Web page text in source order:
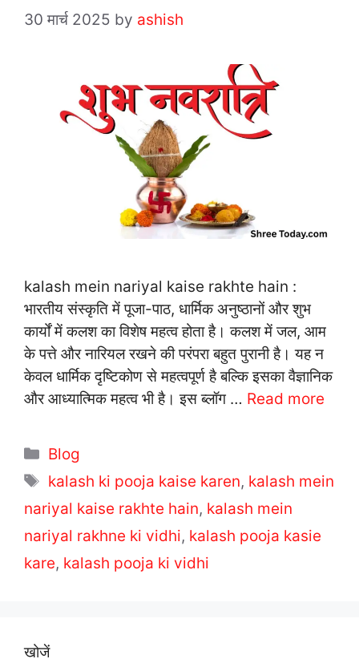
30 मार्च 2025 by ashish
kalash mein nariyal kaise rakhte hain :
भारतीय संस्कृति में पूजा-पाठ, धार्मिक अनुष्ठानों और शुभ
कार्यों में कलश का विशेष महत्व होता है। कलश में जल, आम
के पत्ते और नारियल रखने की परंपरा बहुत पुरानी है। यह न
केवल धार्मिक दृष्टिकोण से महत्वपूर्ण है बल्कि इसका वैज्ञानिक
और आध्यात्मिक महत्व भी है। इस ब्लॉग … Read more
C
a
e
g
o
s
Blog
T
a
g
s
kalash ki pooja kaise karen, kalash mein
nariyal kaise rakhte hain, kalash mein
nariyal rakhne ki vidhi, kalash pooja kasie
kare, kalash pooja ki vidhi
खोजें